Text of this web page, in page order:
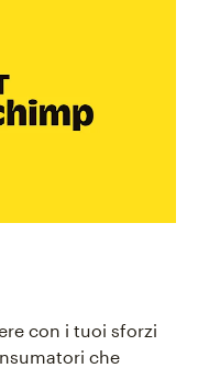
con i tuoi sforzi
che